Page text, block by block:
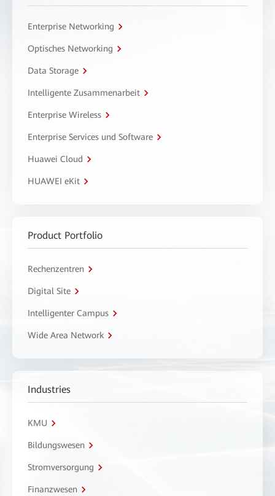
Enterprise Networking
Optisches Networking
Data Storage
Intelligente Zusammenarbeit
Enterprise Wireless
Enterprise Services und Software
Huawei Cloud
HUAWEI eKit
Product Portfolio
Rechenzentren
Digital Site
Intelligenter Campus
Wide Area Network
Industries
KMU
Bildungswesen
Stromversorgung
Finanzwesen